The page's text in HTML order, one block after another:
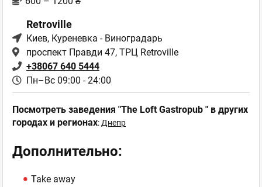
Retroville
Киев, Куреневка - Виноградарь
проспект Правди 47, ТРЦ Retroville
+38067 640 5444
Пн–Вс 09:00 - 24:00
Посмотреть заведения "The Loft Gastropub " в других
городах и регионах:Днепр
Дополнительно:
Take away